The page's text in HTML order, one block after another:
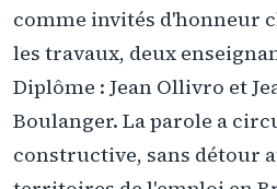
comme invités d'honneur
les travaux, deux
Diplôme : Jean Ollivro et
Boulanger. La parole a
constructive, sans détour